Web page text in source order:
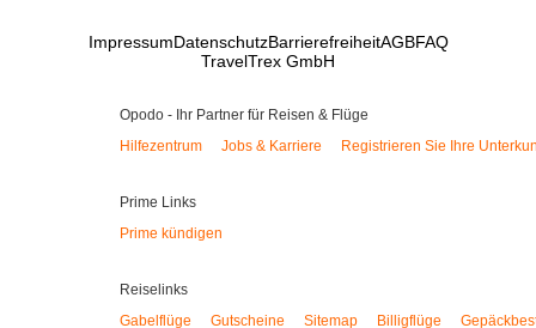
ImpressumDatenschutzBarrierefreiheitAGBFAQ
TravelTrex GmbH